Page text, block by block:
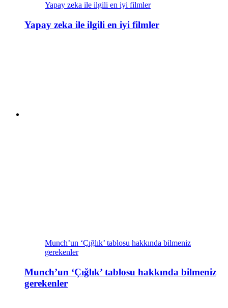
Yapay zeka ile ilgili en iyi filmler
Yapay zeka ile ilgili en iyi filmler
Munch’un ‘Çığlık’ tablosu hakkında bilmeniz
gerekenler
Munch’un ‘Çığlık’ tablosu hakkında bilmeniz
gerekenler